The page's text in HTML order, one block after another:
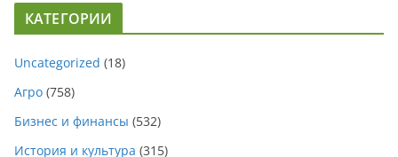
КАТЕГОРИИ
Uncategorized (18)
Агро (758)
Бизнес и финансы (532)
История и культура (315)